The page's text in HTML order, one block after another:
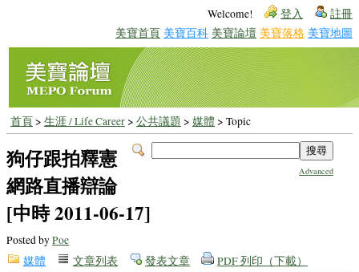
Welcome! 登入 註冊
美寶首頁 美寶百科 美寶論壇 美寶落格 美寶地圖
首頁> 生涯 / Life Career> 公共議題 > 媒體 > Topic
Advanced
狗仔跟拍釋憲
網路直播辯論
[中時 2011-06-17]
Posted byPoe
媒體
文章列表 發表文章 PDF 列印（下載）